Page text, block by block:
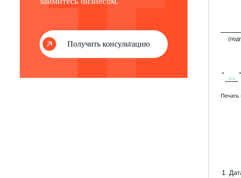
Получить консультацию
" … "
Печать
1.